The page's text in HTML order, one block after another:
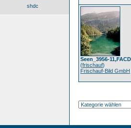
shdc
Seen_3956-
(frischauf)
Frischauf-Bild GmbH